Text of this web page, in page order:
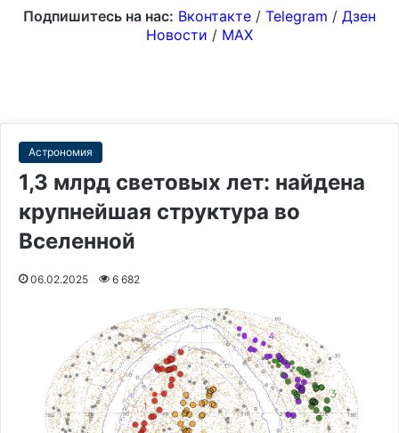
Подпишитесь на нас: Вконтакте / Telegram / Дзен
Новости / MAX